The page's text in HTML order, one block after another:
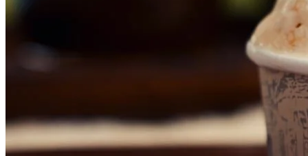
Vestibular das Fatecs abre inscrições em setembro para mais de
13 mil vagas